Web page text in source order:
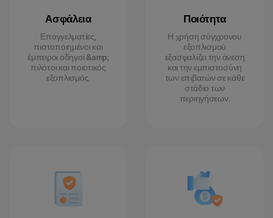
Ασφάλεια
Επαγγελματίες,
πιστοποιημένοι και
έμπειροι οδηγοί &amp;
πιλότοι και ποιοτικός
εξοπλισμός.
Ποιότητα
Η χρήση σύγχρονου
εξοπλισμού
εξασφαλίζει την άνεση
και την εμπιστοσύνη
των επιβατών σε κάθε
στάδιο των
περιηγήσεων.